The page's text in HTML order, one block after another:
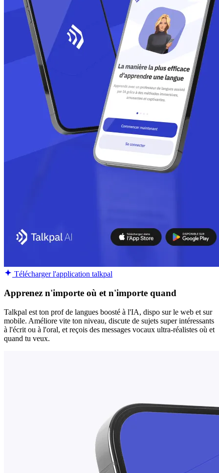
Télécharger l'application talkpal
Apprenez n'importe où et n'importe quand
Talkpal est ton prof de langues boosté à l'IA, dispo sur le web et sur
mobile. Améliore vite ton niveau, discute de sujets super intéressants
à l'écrit ou à l'oral, et reçois des messages vocaux ultra-réalistes où et
quand tu veux.